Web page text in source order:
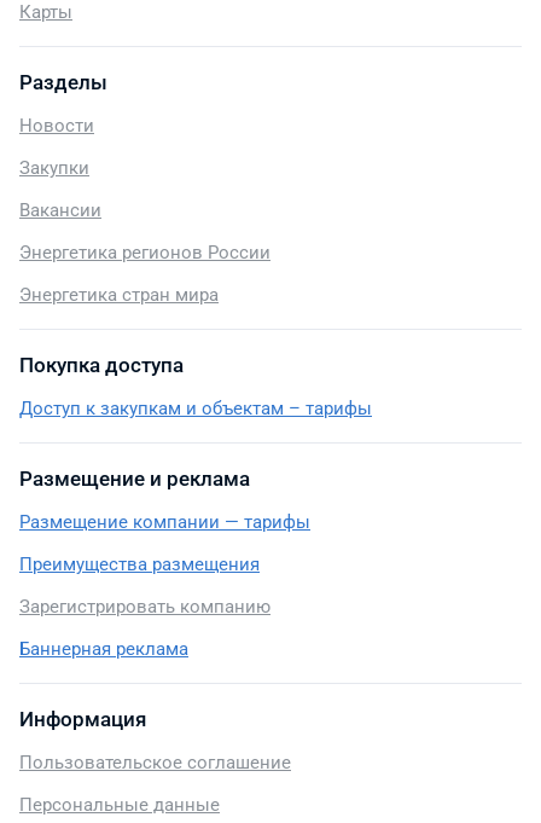
Карты
Разделы
Новости
Закупки
Вакансии
Энергетика регионов России
Энергетика стран мира
Покупка доступа
Доступ к закупкам и объектам – тарифы
Размещение и реклама
Размещение компании — тарифы
Преимущества размещения
Зарегистрировать компанию
Баннерная реклама
Информация
Пользовательское соглашение
Персональные данные